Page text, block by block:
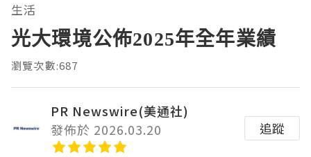
生活
光大環境公佈2025年全年業績
瀏覽次數:687
PR Newswire(美通社)
發佈於 2026.03.20
追蹤